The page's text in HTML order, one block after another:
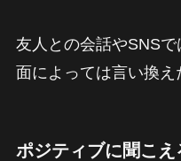
友人との会話やSNS
面によっては言い換え
ポジティブに聞こえ